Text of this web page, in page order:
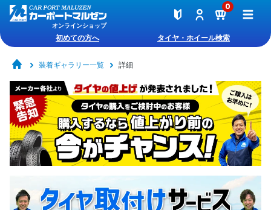
オンラインショップ
0
初めての方へ タイヤ・ホイール検索
装着ギャラリー一覧 詳細